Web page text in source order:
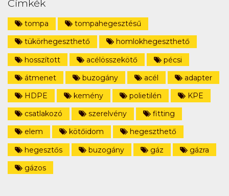
Címkék
tompa
tompahegesztésű
tükörhegeszthető
homlokhegeszthető
hosszított
acélösszekötő
pécsi
átmenet
buzogány acél
adapter
HDPE
kemény polietilén
KPE
csatlakozó
szerelvény
fitting
elem
kötőidom
hegeszthető
hegesztős
buzogány gáz
gázra
gázos